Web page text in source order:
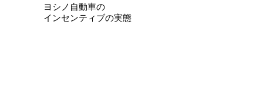
ヨシノ自動車の
インセンティブの実態